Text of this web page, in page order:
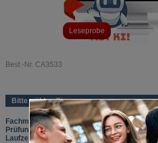
Leseprobe
Best.-Nr. CA3533
Bitte wählen Sie:
Fachmann/-frau f. Restaurants u.
Prüfungstraining Abschlussprüfung Teil 2
Laufzeit: 1 Monat